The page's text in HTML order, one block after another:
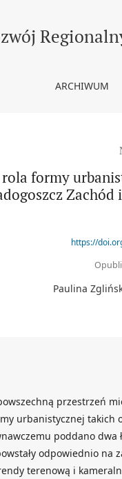
w kształtowaniu
ARCHIWUM
formy
Zachód
https://
Paulina
przestrzeń
urbanistycznej takich
poddano dwa
odpowiednio na
terenową i